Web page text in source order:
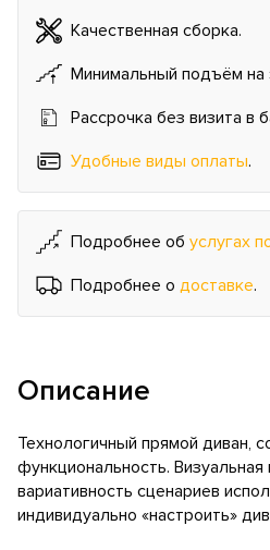
Качественная сборка.
Минимальный подъём
Рассрочка без визита в
Удобные виды оплаты.
Подробнее об услугах
Подробнее о доставке.
Описание
Технологичный прямой диван,
функциональность. Визуальная
вариативность сценариев
индивидуально «настроить»